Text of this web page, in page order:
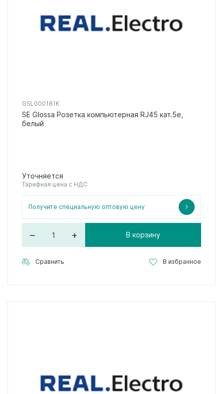
GSL000181K
SE Glossa Розетка компьютерная RJ45 кат.5е,
белый
Уточняется
Тарифная цена с НДС
Получите специальную оптовую цену
– + В корзину
Сравнить В избранное